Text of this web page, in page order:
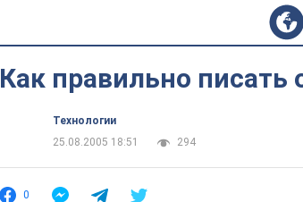
Как правильно
Технологии
25.08.2005 18:51
294
0